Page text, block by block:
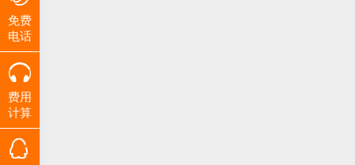
免费
电话
费用
计算